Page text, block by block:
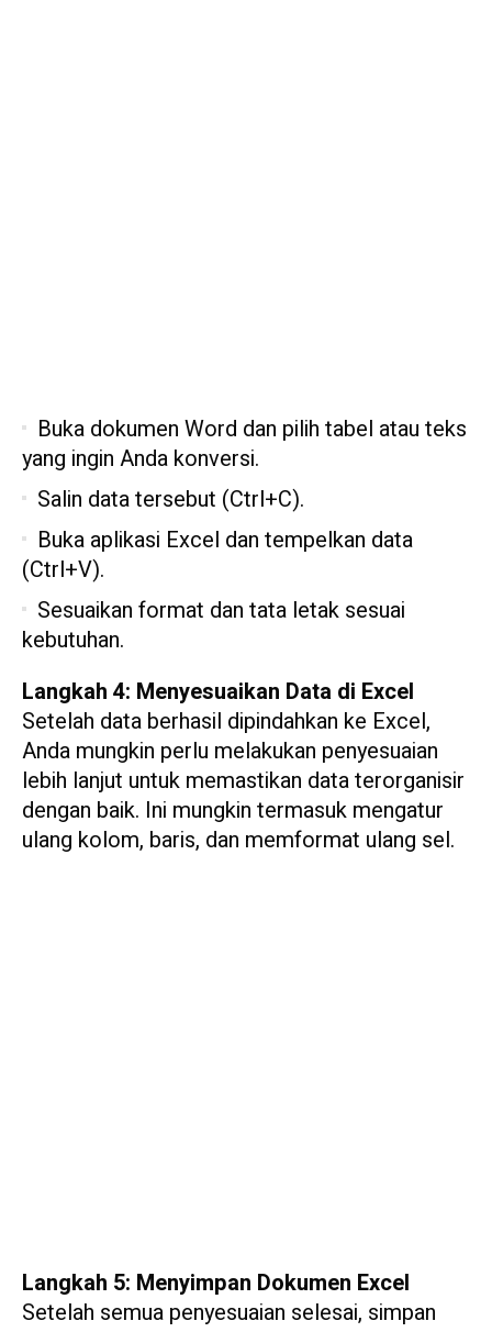
Buka dokumen Word dan pilih tabel atau teks
yang ingin Anda konversi.
Salin data tersebut (Ctrl+C).
Buka aplikasi Excel dan tempelkan data
(Ctrl+V).
Sesuaikan format dan tata letak sesuai
kebutuhan.
Langkah 4: Menyesuaikan Data di Excel
Setelah data berhasil dipindahkan ke Excel,
Anda mungkin perlu melakukan penyesuaian
lebih lanjut untuk memastikan data terorganisir
dengan baik. Ini mungkin termasuk mengatur
ulang kolom, baris, dan memformat ulang sel.
Langkah 5: Menyimpan Dokumen Excel
Setelah semua penyesuaian selesai, simpan